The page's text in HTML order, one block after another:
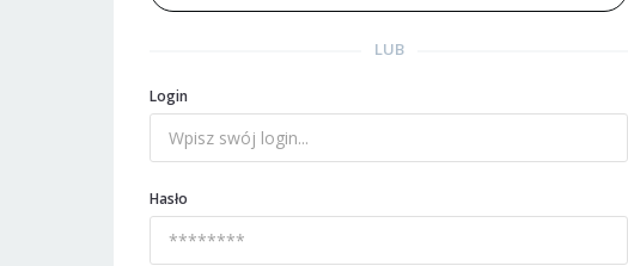
LUB
Login
Hasło